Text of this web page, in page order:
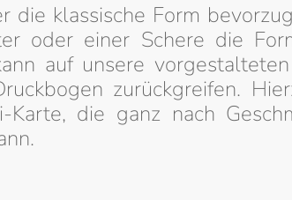
die klassische Form
oder einer Schere die
auf unsere
zurückgreifen.
Karte, die ganz nach